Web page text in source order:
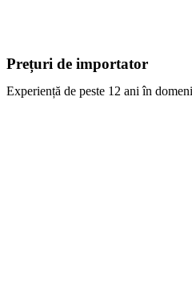
Prețuri de importator
Experiență de peste 12 ani în